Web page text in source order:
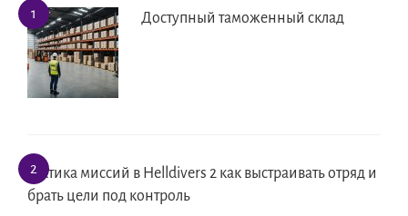
Доступный таможенный склад
Тактика миссий в Helldivers 2 как выстраивать отряд и
брать цели под контроль